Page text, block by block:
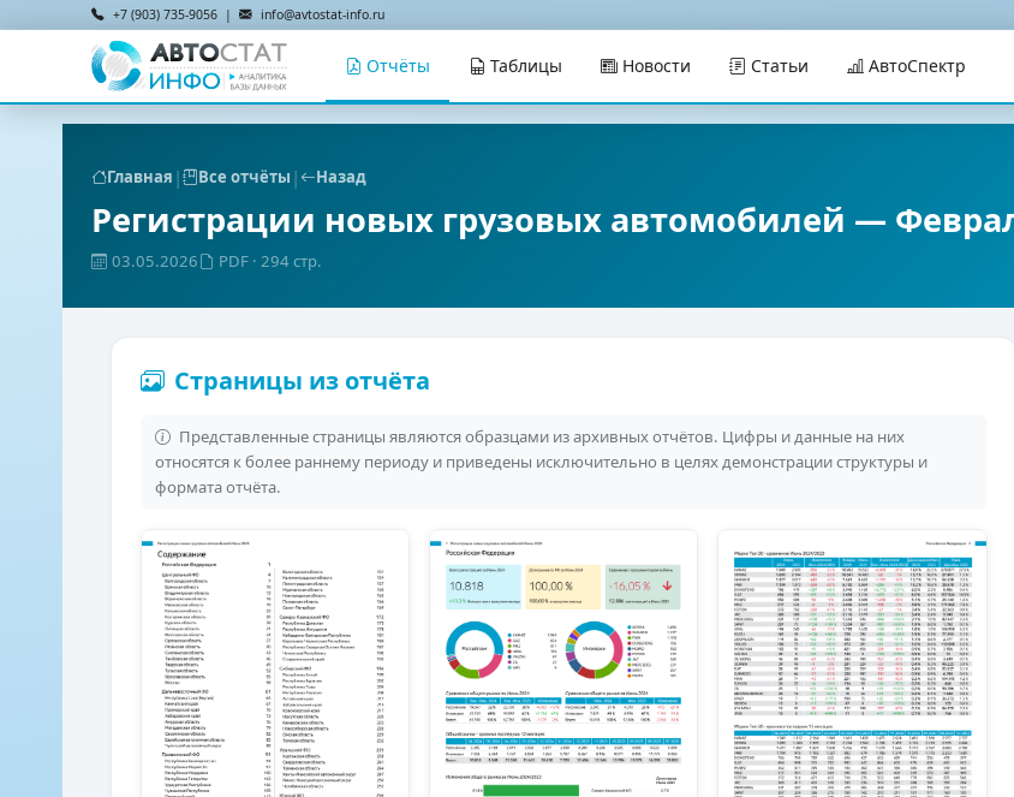
+7 (903) 735-9056 | info@avtostat-info.ru
Отчёты Таблицы Новости Статьи АвтоСпектр
Главная | Все отчёты | Назад
Регистрации новых грузовых автомобилей —
03.05.2026 PDF · 294 стр.
Страницы из отчёта
Представленные страницы являются образцами из архивных отчётов. Цифры и данные на них
относятся к более раннему периоду и приведены исключительно в целях демонстрации структуры и
формата отчёта.